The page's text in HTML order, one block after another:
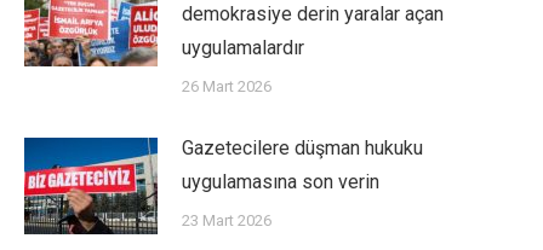
demokrasiye derin yaralar açan
uygulamalardır
26 Mart 2026
Gazetecilere düşman hukuku
uygulamasına son verin
23 Mart 2026